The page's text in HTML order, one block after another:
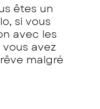
êtes un
si vous
avec les
avez
malgré